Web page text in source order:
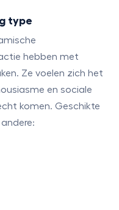
type
hebben met
Ze voelen zich het
en sociale
komen. Geschikte
andere: